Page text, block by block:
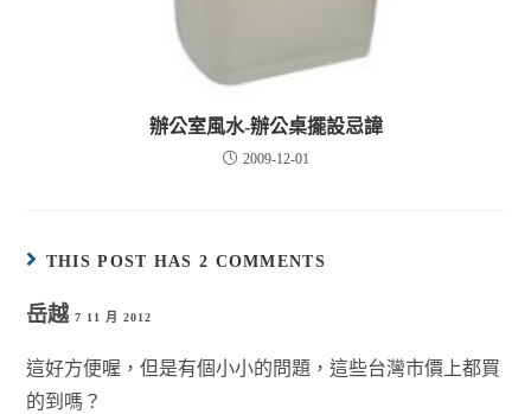
辦公室風水-辦公桌擺設忌諱
2009-12-01
THIS POST HAS 2 COMMENTS
岳越7 11 月 2012
這好方便喔，但是有個小小的問題，這些台灣市價上都買
的到嗎？